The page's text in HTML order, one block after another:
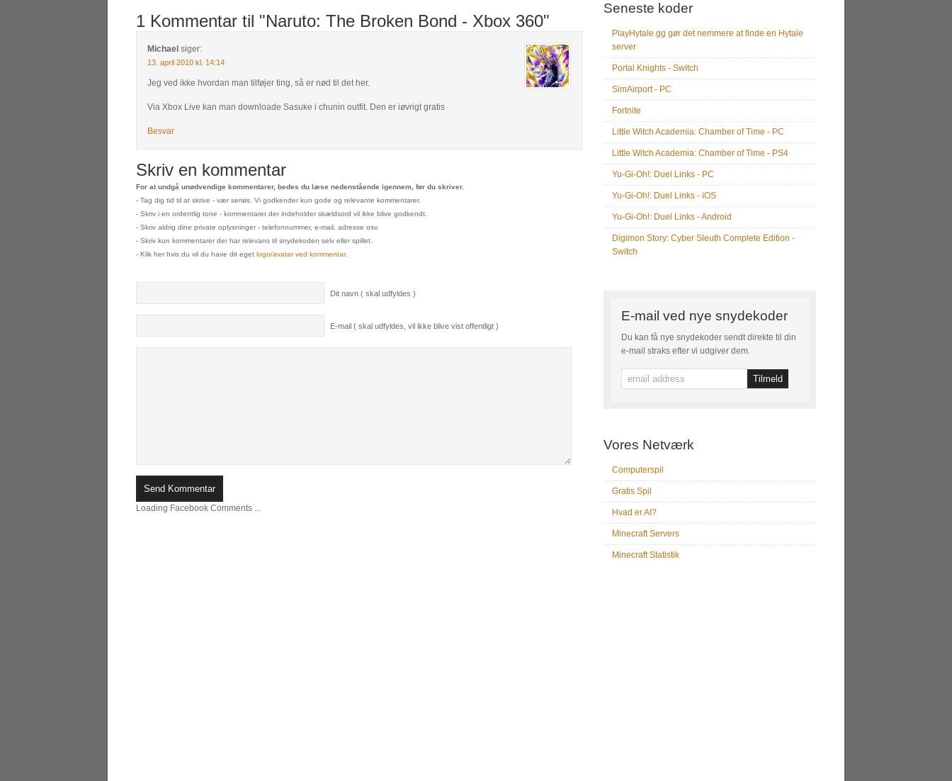
1 Kommentar til "Naruto: The Broken Bond - Xbox 360"
Michael siger:
13. april 2010 kl. 14:14
Jeg ved ikke hvordan man tilføjer ting, så er nød til det her.
Via Xbox Live kan man downloade Sasuke i chunin outfit. Den er iøvrigt gratis
Besvar
Skriv en kommentar
For at undgå unødvendige kommentarer, bedes du læse nedenstående igennem, før du skriver.
- Tag dig tid til at skrive - vær seriøs. Vi godkender kun gode og relevante kommentarer.
- Skriv i en ordentlig tone - kommentarer der indeholder skældsord vil ikke blive godkendt.
- Skriv aldrig dine private oplysninger - telefonnummer, e-mail, adresse osv.
- Skriv kun kommentarer der har relevans til snydekoden selv eller spillet.
- Klik her hvis du vil du have dit eget logo/avatar ved kommentar.
Dit navn ( skal udfyldes )
E-mail ( skal udfyldes, vil ikke blive vist offentligt )
Loading Facebook Comments ...
Seneste koder
PlayHytale.gg gør det nemmere at finde en Hytale
server
Portal Knights - Switch
SimAirport - PC
Fortnite
Little Witch Academia: Chamber of Time - PC
Little Witch Academia: Chamber of Time - PS4
Yu-Gi-Oh!: Duel Links - PC
Yu-Gi-Oh!: Duel Links - iOS
Yu-Gi-Oh!: Duel Links - Android
Digimon Story: Cyber Sleuth Complete Edition -
Switch
E-mail ved nye snydekoder
Du kan få nye snydekoder sendt direkte til din
e-mail straks efter vi udgiver dem.
Vores Netværk
Computerspil
Gratis Spil
Hvad er AI?
Minecraft Servers
Minecraft Statistik